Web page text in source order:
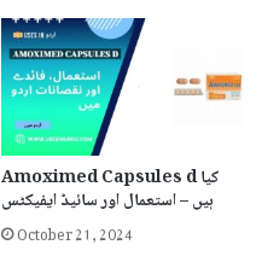
Amoximed Capsules d کیا
ہیں – استعمال اور سائیڈ ایفیکٹس
October 21, 2024